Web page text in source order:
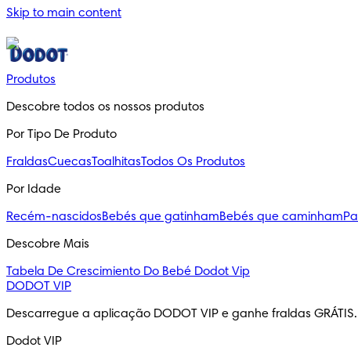
Skip to main content
Produtos
Descobre todos os nossos produtos
Por Tipo De Produto
FraldasCuecasToalhitasTodos Os Produtos
Por Idade
Recém-nascidosBebés que gatinhamBebés que caminham
Descobre Mais
Tabela De Crescimiento Do Bebé Dodot Vip
DODOT VIP
Descarregue a aplicação DODOT VIP e ganhe fraldas GRÁTIS.
Dodot VIP